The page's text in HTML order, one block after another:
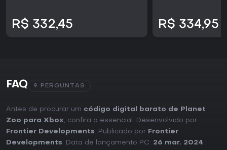
R$ 332,45 R$ 334,95
FAQ 9 PERGUNTAS
Antes de procurar um código digital barato de Planet
Zoo para Xbox, confira o essencial. Desenvolvido por
Frontier Developments. Publicado por Frontier
Developments. Data de lançamento PC: 26 mar. 2024.